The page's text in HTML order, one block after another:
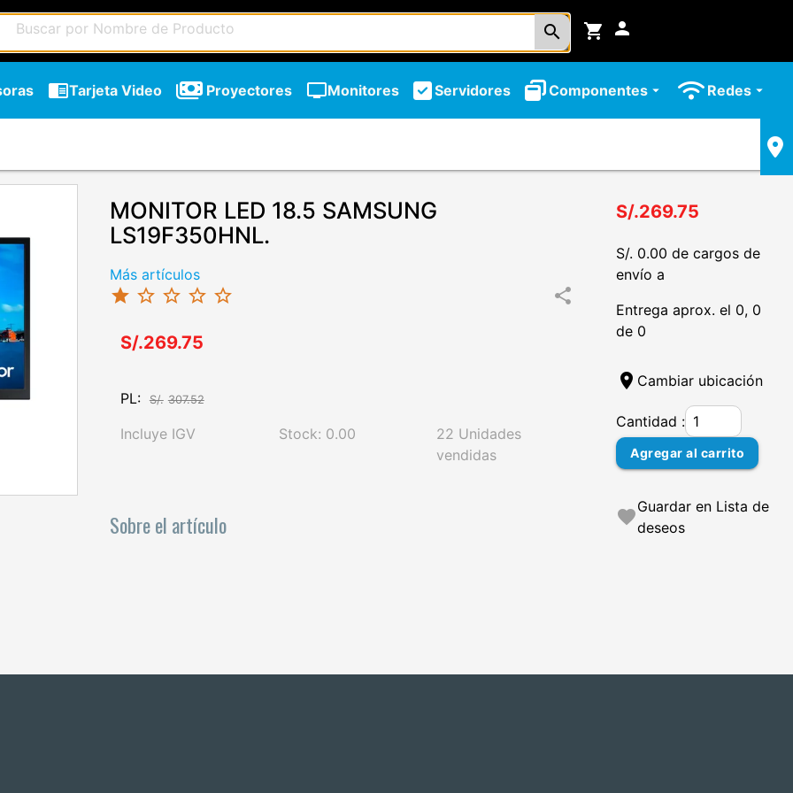
search shopping_cart person
chrome_reader_modeTarjeta Video Proyectores tvMonitores Servidores Componentesarrow_drop_down Redes arrow_drop_down
chevron_right
MONITOR LED 18.5 SAMSUNG
LS19F350HNL.
Más artículos
star star_border star_border star_border star_border share
S/.269.75
PL: S/. 307.52
Incluye IGV Stock: 0.00
22 Unidades
vendidas
Sobre el artículo
S/.269.75
S/. 0.00 de cargos de
envío a
Entrega aprox. el 0, 0
de 0
location_on Cambiar ubicación
Cantidad :
Agregar al carrito
favoriteGuardar en Lista de
deseos